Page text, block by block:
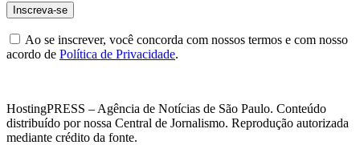
Ao se inscrever, você concorda com nossos termos e com nosso
acordo de Política de Privacidade.
HostingPRESS – Agência de Notícias de São Paulo. Conteúdo
distribuído por nossa Central de Jornalismo. Reprodução autorizada
mediante crédito da fonte.